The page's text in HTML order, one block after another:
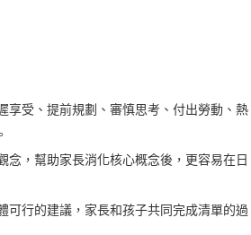
享受、提前規劃、審慎思考、付出勞動、熱
，幫助家長消化核心概念後，更容易在日
可行的建議，家長和孩子共同完成清單的過